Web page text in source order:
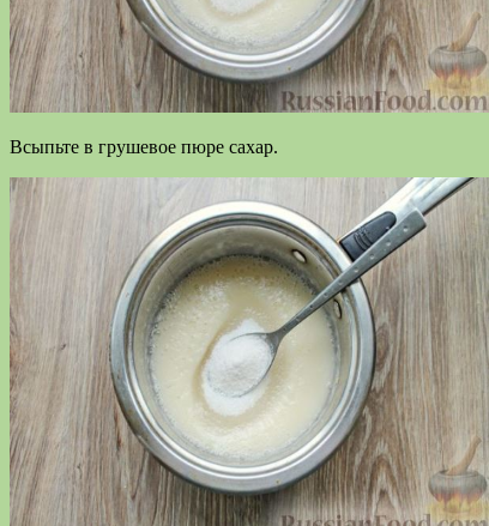
Всыпьте в грушевое пюре сахар.